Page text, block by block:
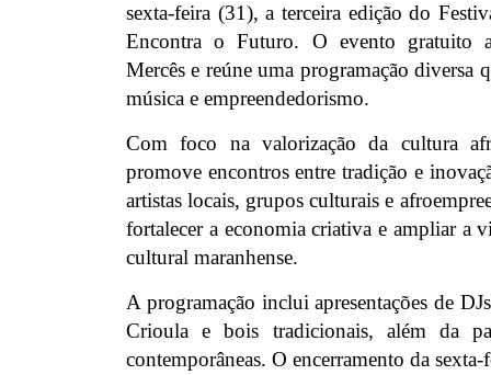
sexta-feira (31), a terceira edição do
Encontra o Futuro. O evento gratuito
Mercês e reúne uma programação diversa
música e empreendedorismo.
Com foco na valorização da cultura
promove encontros entre tradição e
artistas locais, grupos culturais e
fortalecer a economia criativa e ampliar a
cultural maranhense.
A programação inclui apresentações de
Crioula e bois tradicionais, além da
contemporâneas. O encerramento da